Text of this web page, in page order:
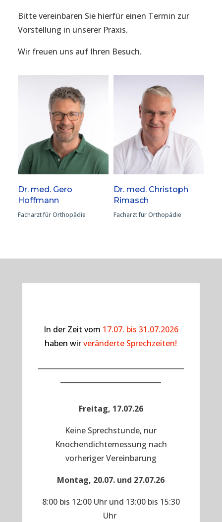
Bitte vereinbaren Sie hierfür einen Termin zur
Vorstellung in unserer Praxis.
Wir freuen uns auf Ihren Besuch.
Dr. med. Gero
Hoffmann
Facharzt für Orthopädie
Dr. med. Christoph
Rimasch
Facharzt für Orthopädie
In der Zeit vom 17.07. bis 31.07.2026
haben wirveränderte Sprechzeiten!
Freitag, 17.07.26
Keine Sprechstunde, nur
Knochendichtemessung nach
vorheriger Vereinbarung
Montag, 20.07. und 27.07.26
8:00 bis 12:00 Uhr und 13:00 bis 15:30
Uhr